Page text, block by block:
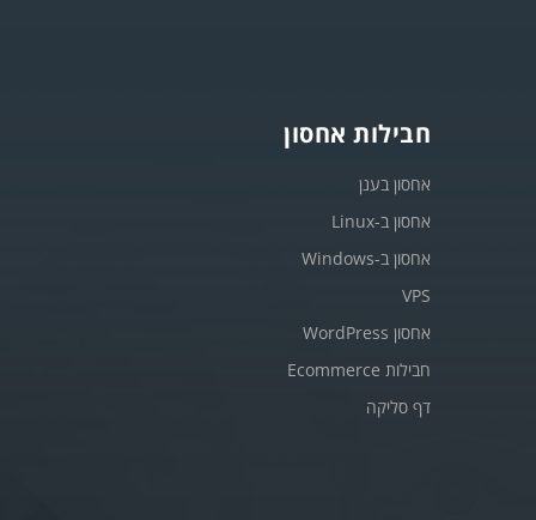
חבילות אחסון
אחסון בענן
אחסון ב-Linux
אחסון ב-Windows
VPS
אחסון WordPress
חבילות Ecommerce
דף סליקה